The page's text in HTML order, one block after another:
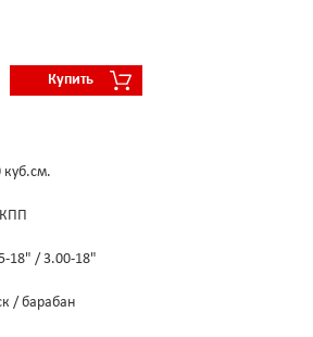
Купить
куб.см.
18" / 3.00-18"
/ барабан